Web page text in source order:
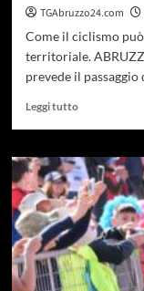
TGAbruzzo24.com
Come il ciclismo
territoriale.
prevede il passaggio
Leggi tuttoLeggi
su
IL
GIRO”,
12
puntate
in
diretta